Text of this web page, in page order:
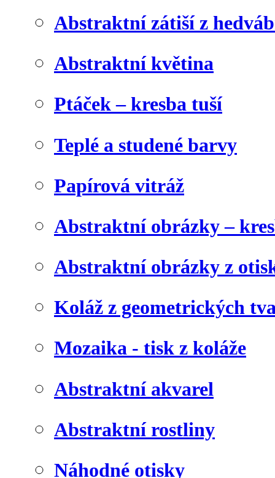
Abstraktní zátiší z
Abstraktní květina
Ptáček – kresba tuší
Teplé a studené barvy
Papírová vitráž
Abstraktní obrázky –
Abstraktní obrázky z
Koláž z geometrických
Mozaika - tisk z koláže
Abstraktní akvarel
Abstraktní rostliny
Náhodné otisky